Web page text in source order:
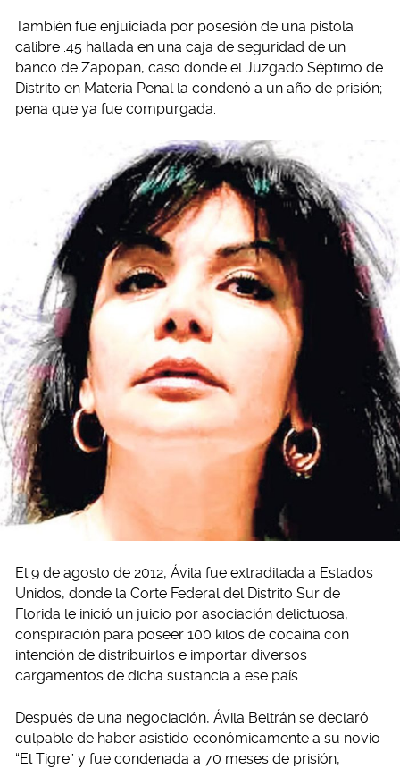
También fue enjuiciada por posesión de una pistola
calibre .45 hallada en una caja de seguridad de un
banco de Zapopan, caso donde el Juzgado Séptimo de
Distrito en Materia Penal la condenó a un año de prisión;
pena que ya fue compurgada.
El 9 de agosto de 2012, Ávila fue extraditada a Estados
Unidos, donde la Corte Federal del Distrito Sur de
Florida le inició un juicio por asociación delictuosa,
conspiración para poseer 100 kilos de cocaína con
intención de distribuirlos e importar diversos
cargamentos de dicha sustancia a ese país.
Después de una negociación, Ávila Beltrán se declaró
culpable de haber asistido económicamente a su novio
“El Tigre” y fue condenada a 70 meses de prisión,